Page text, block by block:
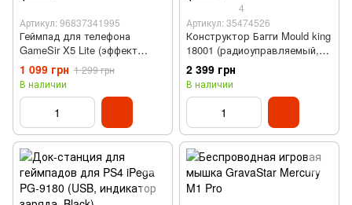
Артикул: 96837341995
Геймпад для телефона
GameSir X5 Lite (эффект
Холла, Type-C)
1 099 грн 1 299 грн
В наличии
4
Артикул: 35474526
Конструктор Багги Mould king
18001 (радиоуправляемый,
ABS, 409 детали)
2 399 грн
В наличии